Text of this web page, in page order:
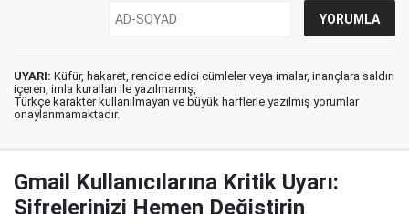
UYARI: Küfür, hakaret, rencide edici cümleler veya imalar, inançlara saldırı
içeren, imla kuralları ile yazılmamış,
Türkçe karakter kullanılmayan ve büyük harflerle yazılmış yorumlar
onaylanmamaktadır.
Gmail Kullanıcılarına Kritik Uyarı:
Şifrelerinizi Hemen Değiştirin